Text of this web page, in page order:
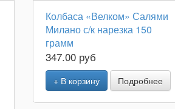
Колбаса «Велком» Салями
Милано с/к нарезка 150
грамм
347.00 руб
+ В корзину Подробнее